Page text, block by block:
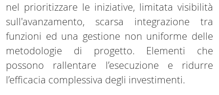
nel prioritizzare le iniziative, limitata visibilità
sull'avanzamento, scarsa integrazione tra
funzioni ed una gestione non uniforme delle
metodologie di progetto. Elementi che
possono rallentare l’esecuzione e ridurre
l’efficacia complessiva degli investimenti.